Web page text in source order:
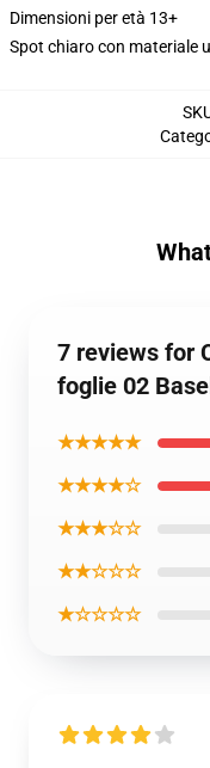
Dimensioni per età 13+
Spot chiaro con materiale
7 reviews for
foglie 02
★★★★★
★★★★☆
★★★☆☆
★★☆☆☆
★☆☆☆☆